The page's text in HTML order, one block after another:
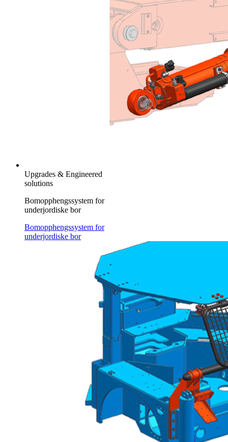
Upgrades & Engineered
solutions
Bomopphengssystem for
underjordiske bor
Bomopphengssystem for
underjordiske bor